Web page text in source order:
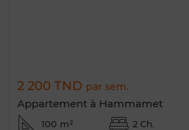
2 200 TND par sem.
Appartement à Hammamet
100 m² 2 Ch.